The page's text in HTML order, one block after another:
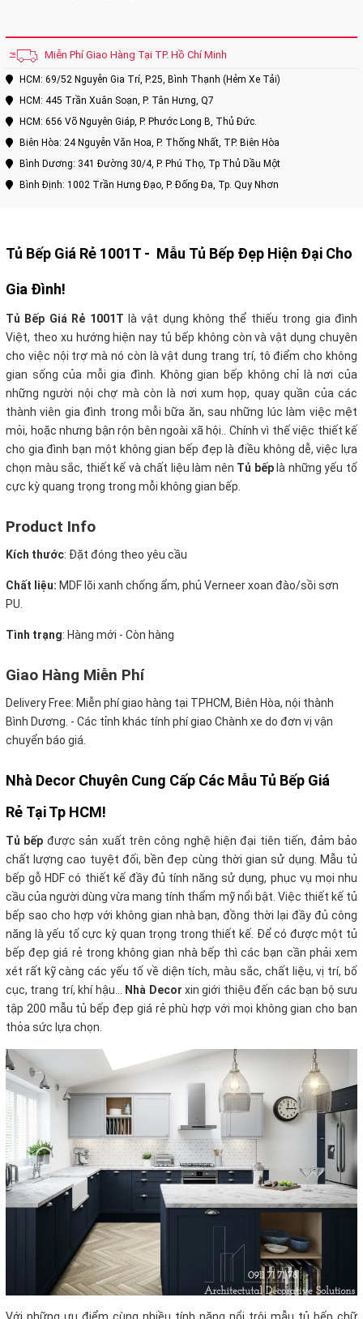
Miễn Phí Giao Hàng Tại TP. Hồ Chí Minh
HCM: 69/52 Nguyễn Gia Trí, P.25, Bình Thạnh (Hẻm Xe Tải)
HCM: 445 Trần Xuân Soạn, P. Tân Hưng, Q7
HCM: 656 Võ Nguyên Giáp, P. Phước Long B, Thủ Đức.
Biên Hòa: 24 Nguyễn Văn Hoa, P. Thống Nhất, TP. Biên Hòa
Bình Dương: 341 Đường 30/4, P. Phú Thọ, Tp Thủ Dầu Một
Bình Định: 1002 Trần Hưng Đạo, P. Đống Đa, Tp. Quy Nhơn
Tủ Bếp Giá Rẻ 1001T - Mẫu Tủ Bếp Đẹp Hiện Đại Cho
Gia Đình!
Tủ Bếp Giá Rẻ 1001T là vật dụng không thể thiếu trong gia đình
Việt, theo xu hướng hiện nay tủ bếp không còn và vật dụng chuyên
cho việc nội trợ mà nó còn là vật dung trang trí, tô điểm cho không
gian sống của mỗi gia đình. Không gian bếp không chỉ là nơi của
những người nội chợ mà còn là nơi xum họp, quay quần của các
thành viên gia đình trong mỗi bữa ăn, sau những lúc làm việc mệt
mỏi, hoặc nhưng bận rộn bên ngoài xã hội.. Chính vì thế việc thiết kế
cho gia đình bạn một không gian bếp đẹp là điều không dễ, việc lựa
chọn màu sắc, thiết kế và chất liệu làm nên Tủ bếplà những yếu tố
cực kỳ quang trọng trong mỗi không gian bếp.
Product Info
Kích thước: Đặt đóng theo yêu cầu
Chất liệu: MDF lõi xanh chống ẩm, phủ Verneer xoan đào/sồi sơn
PU.
Tình trạng: Hàng mới - Còn hàng
Giao Hàng Miễn Phí
Delivery Free: Miễn phí giao hàng tại TPHCM, Biên Hòa, nội thành
Bình Dương. - Các tỉnh khác tính phí giao Chành xe do đơn vị vận
chuyển báo giá.
Nhà Decor Chuyên Cung Cấp Các Mẫu Tủ Bếp Giá
Rẻ Tại Tp HCM!
Tủ bếp được sản xuất trên công nghệ hiện đại tiên tiến, đảm bảo
chất lượng cao tuyệt đối, bền đẹp cùng thời gian sử dụng. Mẫu tủ
bếp gỗ HDF có thiết kế đầy đủ tính năng sử dụng, phục vụ mọi nhu
cầu của người dùng vừa mang tính thẩm mỹ nổi bật. Việc thiết kế tủ
bếp sao cho hợp với không gian nhà bạn, đồng thời lại đầy đủ công
năng là yếu tố cực kỳ quan trọng trong thiết kế. Để có được một tủ
bếp đẹp giá rẻ trong không gian nhà bếp thì các bạn cần phải xem
xét rất kỹ càng các yếu tố về diện tích, màu sắc, chất liệu, vị trí, bố
cục, trang trí, khí hậu… Nhà Decor xin giới thiệu đến các bạn bộ sưu
tập 200 mẫu tủ bếp đẹp giá rẻ phù hợp với mọi không gian cho bạn
thỏa sức lựa chọn.